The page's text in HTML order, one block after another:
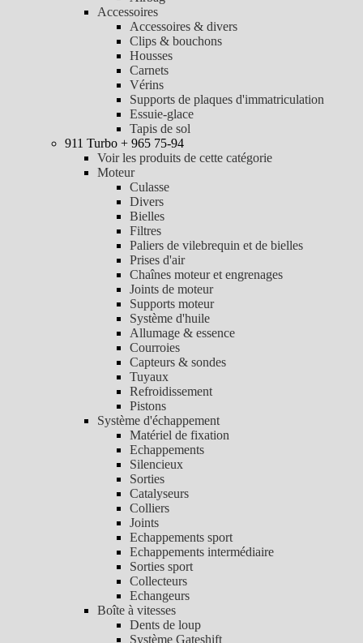
Accessoires
Accessoires & divers
Clips & bouchons
Housses
Carnets
Vérins
Supports de plaques d'immatriculation
Essuie-glace
Tapis de sol
911 Turbo + 965 75-94
Voir les produits de cette catégorie
Moteur
Culasse
Divers
Bielles
Filtres
Paliers de vilebrequin et de bielles
Prises d'air
Chaînes moteur et engrenages
Joints de moteur
Supports moteur
Système d'huile
Allumage & essence
Courroies
Capteurs & sondes
Tuyaux
Refroidissement
Pistons
Système d'échappement
Matériel de fixation
Echappements
Silencieux
Sorties
Catalyseurs
Colliers
Joints
Echappements sport
Echappements intermédiaire
Sorties sport
Collecteurs
Echangeurs
Boîte à vitesses
Dents de loup
Système Gateshift